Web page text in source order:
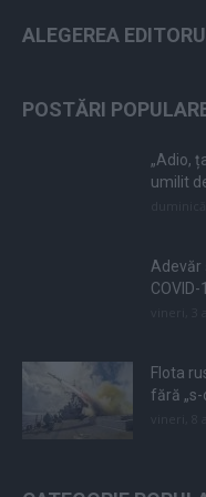
ALEGEREA
POSTĂRI
„Adio,
umilit
Adevăr
COVID-
Flota
fără „s-